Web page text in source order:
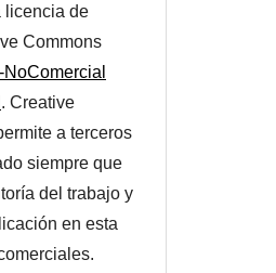
licencia de
Commons
. Creative
a terceros
siempre que
del trabajo y
en esta